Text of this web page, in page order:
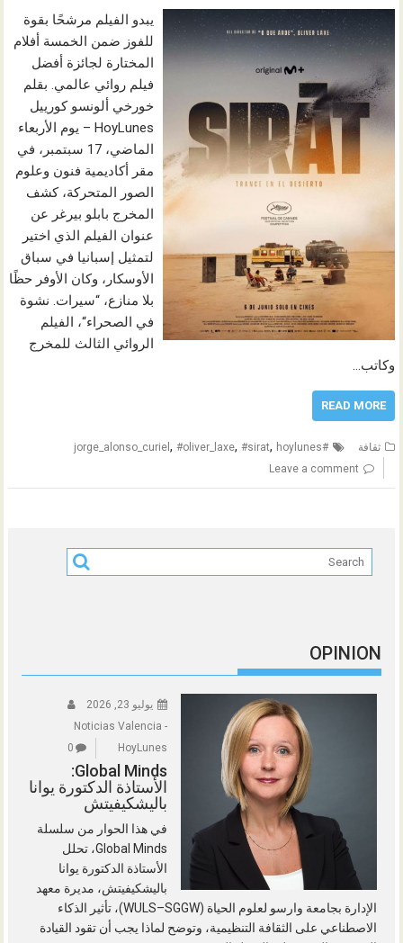
يبدو الفيلم مرشحًا بقوة
للفوز ضمن الخمسة أفلام
المختارة لجائزة أفضل
فيلم روائي عالمي. بقلم
خورخي ألونسو كورييل
HoyLunes – يوم الأربعاء
الماضي، 17 سبتمبر، في
مقر أكاديمية فنون وعلوم
الصور المتحركة، كشف
المخرج بابلو بيرغر عن
عنوان الفيلم الذي اختير
لتمثيل إسبانيا في سباق
الأوسكار، وكان الأوفر حظًا
بلا منازع، “سيرات. نشوة
في الصحراء“، الفيلم
الروائي الثالث للمخرج
وكاتب…
READ MORE
ثقافة #jorge_alonso_curiel
, #oliver_laxe, #sirat, hoylunes
Leave a comment
OPINION
يوليو 23, 2026
Noticias Valencia -
HoyLunes
0
Global Minds:
الأستاذة الدكتورة يوانا
باليشكيفيتش
في هذا الحوار من سلسلة
Global Minds، تحلل
الأستاذة الدكتورة يوانا
باليشكيفيتش، مديرة معهد
الإدارة بجامعة وارسو لعلوم الحياة (WULS–SGGW)، تأثير الذكاء
الاصطناعي على الثقافة التنظيمية، وتوضح لماذا يجب أن تقود القيادة